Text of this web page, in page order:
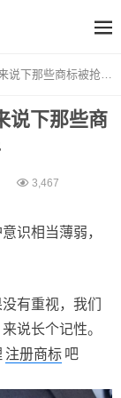
些商标被抢的惨痛事件
说下那些商
3,467
识相当薄弱，
有重视，我们
说长个记性。
注册商标 吧